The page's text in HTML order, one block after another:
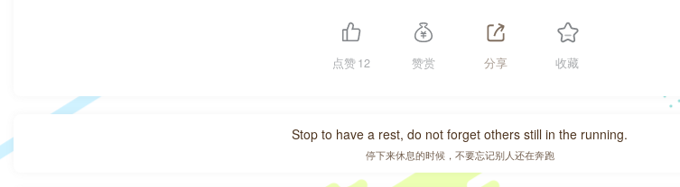
点赞12 赞赏 分享 收藏
Stop to have a rest, do not forget others still in the running.
停下来休息的时候，不要忘记别人还在奔跑